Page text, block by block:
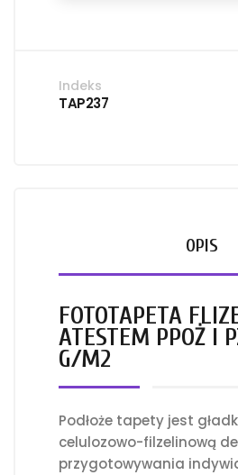
Indeks
TAP237
OPIS
FOTOTAPETA
ATESTEM PPOŻ I
G/M2
Podłoże tapety jest
celulozowo-filzelinową
przygotowywania